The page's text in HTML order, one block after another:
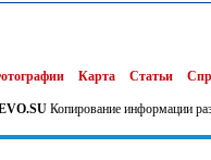
Карта Статьи
Копирование информации